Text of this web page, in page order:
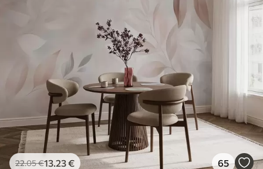
22.05€13 .23€ 65